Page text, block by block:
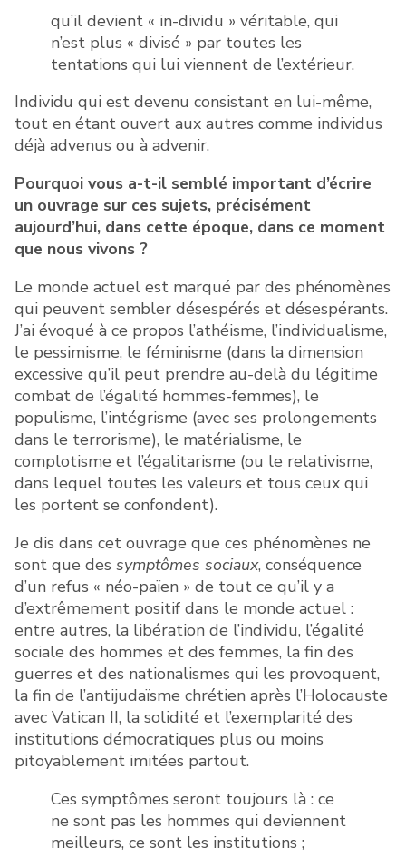
qu’il devient « in-dividu » véritable, qui
n’est plus « divisé » par toutes les
tentations qui lui viennent de l’extérieur.
Individu qui est devenu consistant en lui-même,
tout en étant ouvert aux autres comme individus
déjà advenus ou à advenir.
Pourquoi vous a-t-il semblé important d’écrire
un ouvrage sur ces sujets, précisément
aujourd’hui, dans cette époque, dans ce moment
que nous vivons ?
Le monde actuel est marqué par des phénomènes
qui peuvent sembler désespérés et désespérants.
J’ai évoqué à ce propos l’athéisme, l’individualisme,
le pessimisme, le féminisme (dans la dimension
excessive qu’il peut prendre au-delà du légitime
combat de l’égalité hommes-femmes), le
populisme, l’intégrisme (avec ses prolongements
dans le terrorisme), le matérialisme, le
complotisme et l’égalitarisme (ou le relativisme,
dans lequel toutes les valeurs et tous ceux qui
les portent se confondent).
Je dis dans cet ouvrage que ces phénomènes ne
sont que des symptômes sociaux, conséquence
d’un refus « néo-païen » de tout ce qu’il y a
d’extrêmement positif dans le monde actuel :
entre autres, la libération de l’individu, l’égalité
sociale des hommes et des femmes, la fin des
guerres et des nationalismes qui les provoquent,
la fin de l’antijudaïsme chrétien après l’Holocauste
avec Vatican II, la solidité et l’exemplarité des
institutions démocratiques plus ou moins
pitoyablement imitées partout.
Ces symptômes seront toujours là : ce
ne sont pas les hommes qui deviennent
meilleurs, ce sont les institutions ;